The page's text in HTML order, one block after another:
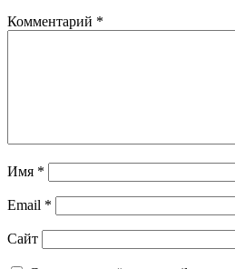
Комментарий *
Имя *
Email *
Сайт